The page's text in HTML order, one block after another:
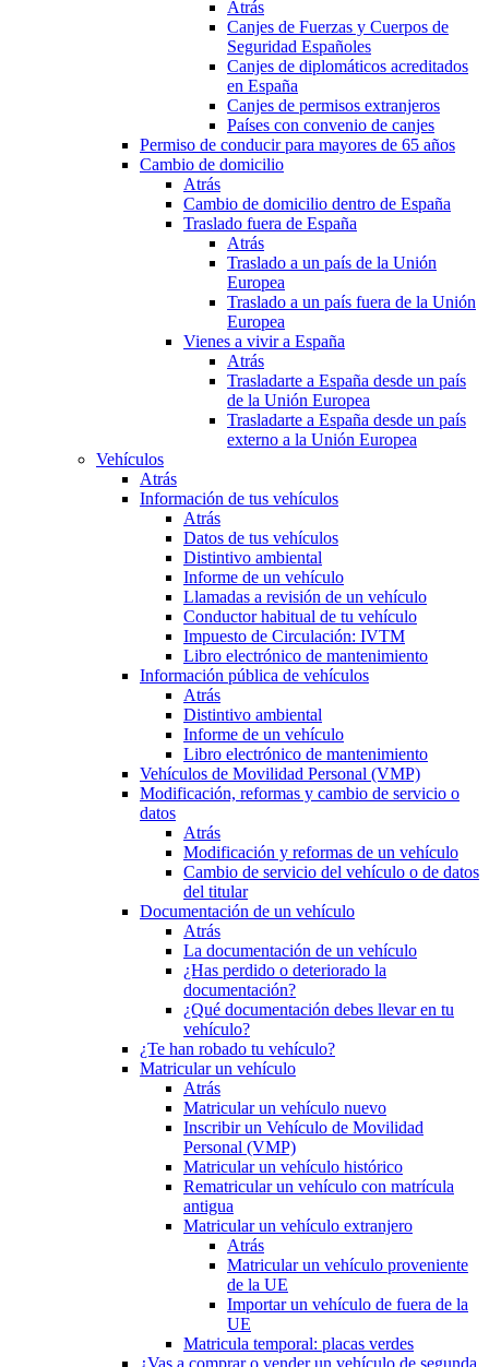
Atrás
Canjes de Fuerzas y Cuerpos de
Seguridad Españoles
Canjes de diplomáticos acreditados
en España
Canjes de permisos extranjeros
Países con convenio de canjes
Permiso de conducir para mayores de 65 años
Cambio de domicilio
Atrás
Cambio de domicilio dentro de España
Traslado fuera de España
Atrás
Traslado a un país de la Unión
Europea
Traslado a un país fuera de la Unión
Europea
Vienes a vivir a España
Atrás
Trasladarte a España desde un país
de la Unión Europea
Trasladarte a España desde un país
externo a la Unión Europea
Vehículos
Atrás
Información de tus vehículos
Atrás
Datos de tus vehículos
Distintivo ambiental
Informe de un vehículo
Llamadas a revisión de un vehículo
Conductor habitual de tu vehículo
Impuesto de Circulación: IVTM
Libro electrónico de mantenimiento
Información pública de vehículos
Atrás
Distintivo ambiental
Informe de un vehículo
Libro electrónico de mantenimiento
Vehículos de Movilidad Personal (VMP)
Modificación, reformas y cambio de servicio o
datos
Atrás
Modificación y reformas de un vehículo
Cambio de servicio del vehículo o de datos
del titular
Documentación de un vehículo
Atrás
La documentación de un vehículo
¿Has perdido o deteriorado la
documentación?
¿Qué documentación debes llevar en tu
vehículo?
¿Te han robado tu vehículo?
Matricular un vehículo
Atrás
Matricular un vehículo nuevo
Inscribir un Vehículo de Movilidad
Personal (VMP)
Matricular un vehículo histórico
Rematricular un vehículo con matrícula
antigua
Matricular un vehículo extranjero
Atrás
Matricular un vehículo proveniente
de la UE
Importar un vehículo de fuera de la
UE
Matricula temporal: placas verdes